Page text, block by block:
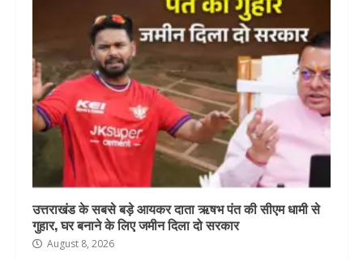
उत्तराखंड के सबसे बड़े आयकर दाता ऋषभ पंत की सीएम धामी से
गुहार, घर बनाने के लिए जमीन दिला दो सरकार
August 8, 2026